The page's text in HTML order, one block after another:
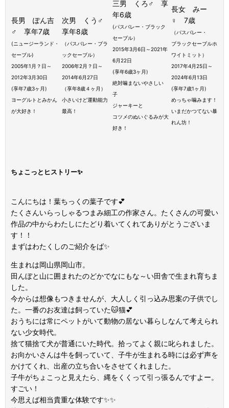
長男 ぽん吉
♂ 享年7歳
(ニュージーランド・
セーブル)
2005年1月？日～
2012年3月30日
(享年7歳3ヶ月)
ヨーグルトとみかん
が大好き！
次男 くう♂
享年8歳
（パスバレー・ ブラ
ックセーブル）
2006年2月？日～
2014年6月27日
（享年8歳４ヶ月）
小さいけど運動能力
最高！
三男 くろ♂ 享
年6歳
(パスバレー・ ブラック
セーブル）
2015年3月6日～2021年
6月22日
(享年6歳3ヶ月)
絶対噛まないやさしい
子
ジャーキーと
コツメのぬいぐるみが大
好き！
長女 みー
♀ 7歳
（パスバレー・
ブラックセーブルホ
ワイトミット）
2017年4月25日～
2024年6月13日
(享年7歳1ヶ月)
めっちゃ噛みます！
いまだかつてない暴
れん坊！
ちょこっとヒストリー✨
こんにちは！葉ちっくの葉子です💕
たくさんいらっしゃるつまみ細工の作家さん。たくさんの可愛い
作品の中からわたしにたどり着いてくれてありがとうございま
す！！
まずはわたくしのご紹介をば✨
生まれは岡山県岡山市。
田んぼと山に囲まれたのどかでなにもな～い田舎で生まれ育ちま
した。
今からは想像もつきませんが、大人しく引っ込み思案の子供でし
た。一番のお友達は飼っていた🐱猫💕
おうちには常にペットがいて動物の居ない暮らしなんて考えられ
ない少女時代。
捨て猫捨て犬が普通にいた時代。拾ってよく親に叱られました。
お向かいさんは牛を飼っていて、子牛が生まれる時には必ず声を
かけてくれ、出産の立ち合いをさせてくれました。
子牛がちょこっと見えたら、縄をくくって引っ張るんですよー。
すごい！
今思えば相当貴重な体験です✨✨